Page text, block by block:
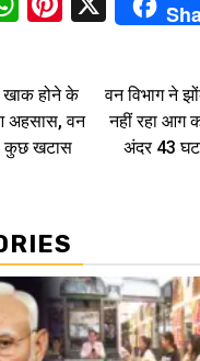
होने के
अहसास, वन
कुछ खटास
वन विभाग ने
नहीं रहा आग
अंदर 43